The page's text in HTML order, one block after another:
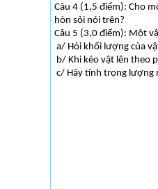
Câu 4 (1,5 điểm): Cho
hòn sỏi nói trên?
Câu 5 (3,0 điểm): Một
a/ Hỏi khối lượng của
b/ Khi kéo vật lên theo
c/ Hãy tính trọng lượng